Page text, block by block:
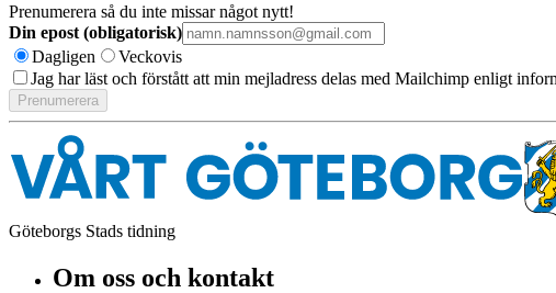
Prenumerera så du inte missar något nytt!
Din epost (obligatorisk)
Dagligen
Veckovis
Jag har läst och förstått att min mejladress delas med Mailchimp enligt
Göteborgs Stads tidning
Om oss och kontakt